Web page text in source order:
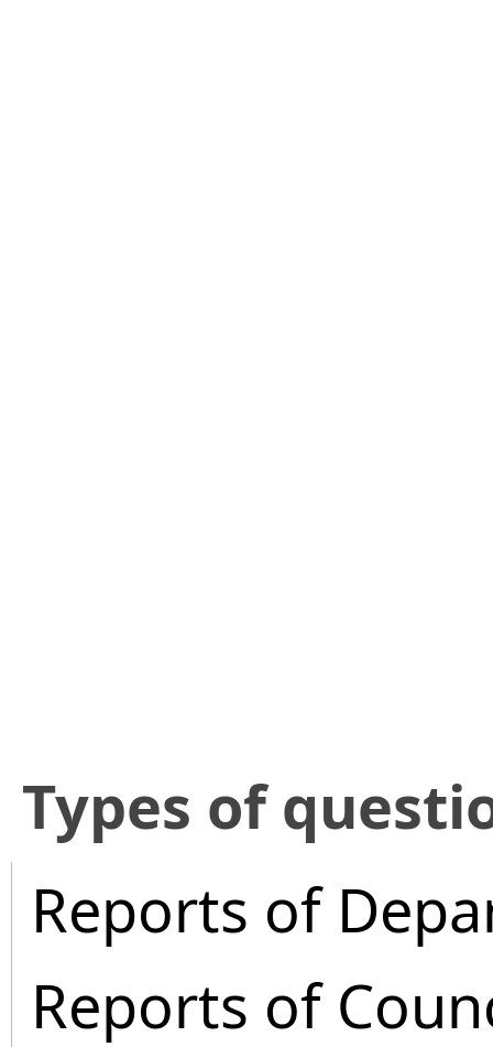
​Types of
Reports of
Reports of